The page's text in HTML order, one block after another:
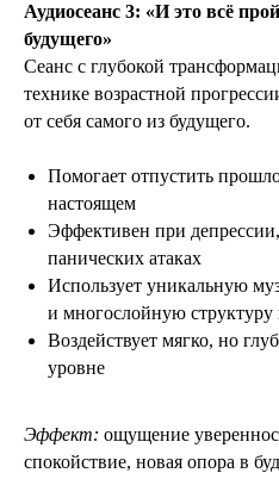
Аудиосеанс 3: «И это всё
будущего»
Сеанс с глубокой
технике возрастной
от себя самого из будущего.
Помогает отпустить
настоящем
Эффективен при
панических атаках
Использует уникальную
и многослойную
Воздействует мягко, но
уровне
Эффект: ощущение
спокойствие, новая опора в